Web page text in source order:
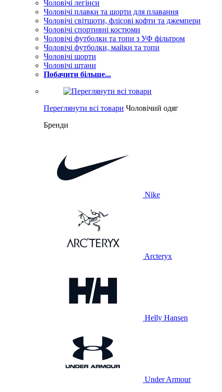
Чоловічі легінси
Чоловічі плавки та шорти для плавання
Чоловічі світшоти, флісові кофти та джемпери
Чоловічі спортивні костюми
Чоловічі футболки та топи з УФ фільтром
Чоловічі футболки, майки та топи
Чоловічі шорти
Чоловічі штани
Побачити більше...
Переглянути всі товари Чоловічий одяг
Бренди
Nike
Arcteryx
Helly Hansen
Under Armour